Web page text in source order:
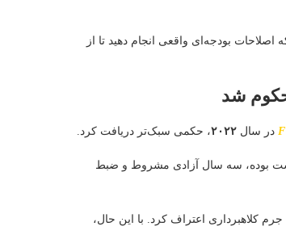
بودجه‌ای واقعی انجام دهید تا از
در سال۲۰۲۲، حکمی سبک‌تر دریافت کرد.
که در بازداشت بوده، سه سال آزادی مشروط و ضبط
جرم کلاهبرداری اعتراف کرد. با این حال،